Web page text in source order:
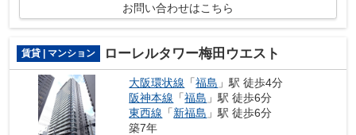
お問い合わせはこちら
賃貸 | マンション ローレルタワー梅田ウエスト
大阪環状線 「福島 」駅 徒歩4分
阪神本線 「福島 」駅 徒歩6分
東西線 「新福島 」駅 徒歩6分
築7年